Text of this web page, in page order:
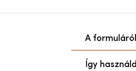
A formuláról
Így használd